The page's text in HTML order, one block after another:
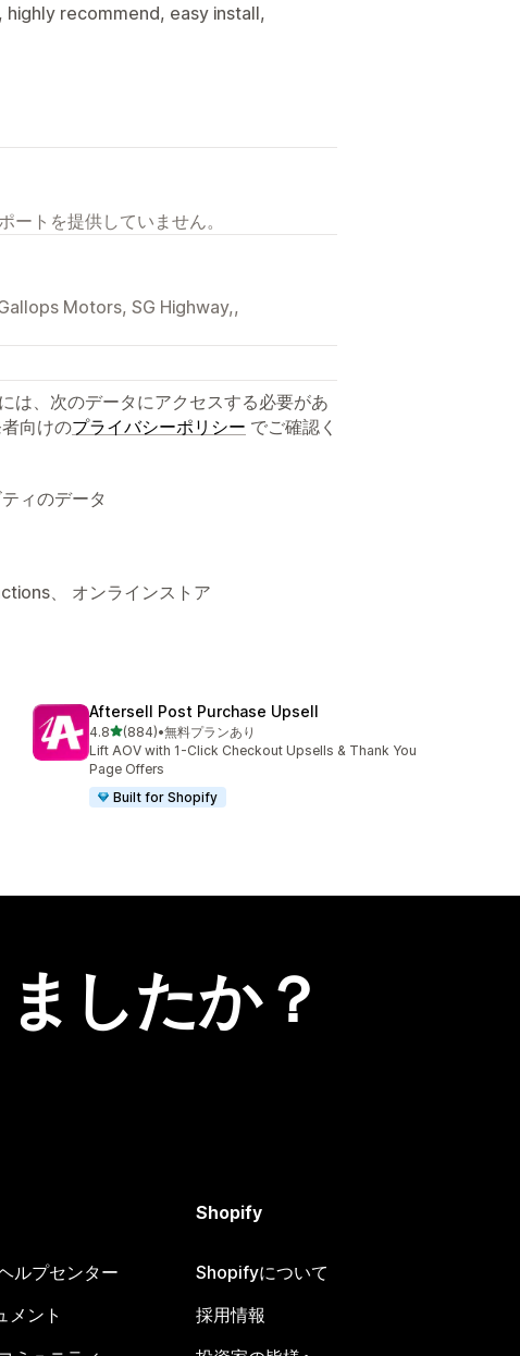
recommend, easy install,
ートを提供していません。
Motors, SG Highway,,
は、次のデータにアクセスする必要があ
向けのプライバシーポリシー でご確認く
ィのデータ
、 オンラインストア
Aftersell Post Purchase Upsell
4.85つ星中
(884)
合計レビュー数：884件
•無料プランあり
Lift AOV with 1-Click Checkout Upsells & Thank You
Page Offers
Built for Shopify
したか？
ルプセンター
メント
Shopify
Shopifyについて
採用情報